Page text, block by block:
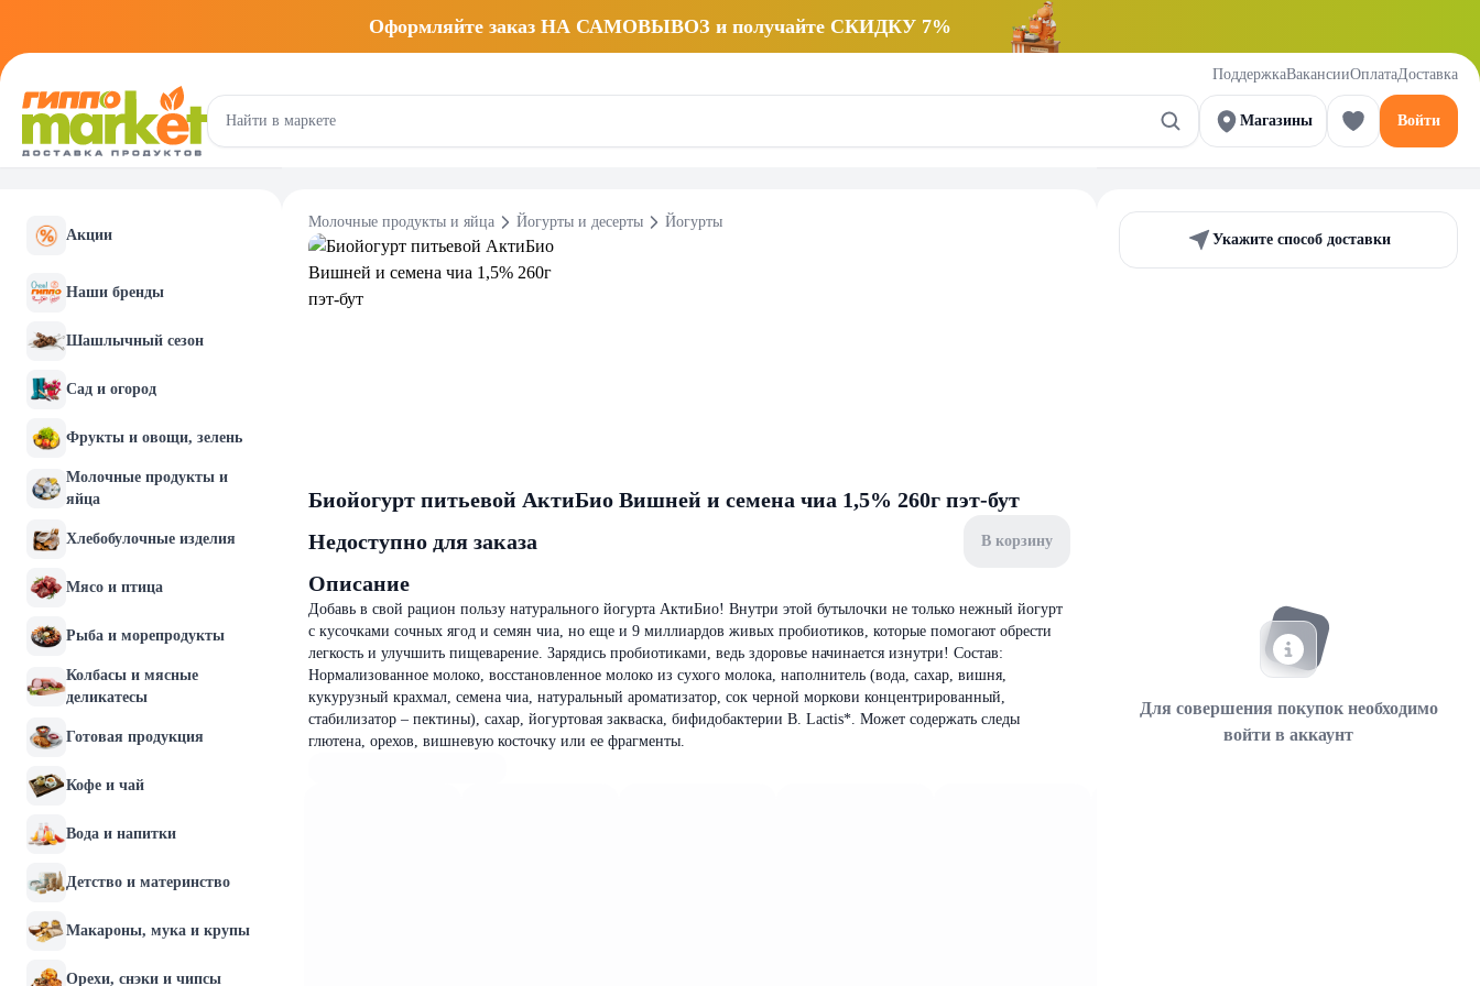
Оформляйте заказ НА САМОВЫВОЗ и получайте СКИДКУ 7%
ПоддержкаВакансииОплатаДоставка
Магазины Войти
Акции
Наши бренды
Шашлычный сезон
Сад и огород
Фрукты и овощи, зелень
Молочные продукты и
яйца
Хлебобулочные изделия
Мясо и птица
Рыба и морепродукты
Колбасы и мясные
деликатесы
Готовая продукция
Кофе и чай
Вода и напитки
Детство и материнство
Макароны, мука и крупы
Орехи, снэки и чипсы
Молочные продукты и яйца Йогурты и десерты Йогурты
Биойогурт питьевой АктиБио Вишней и семена чиа 1,5% 260г пэт-бут
Недоступно для заказа
В корзину
Описание
Добавь в свой рацион пользу натурального йогурта АктиБио! Внутри этой бутылочки не только нежный йогурт
с кусочками сочных ягод и семян чиа, но еще и 9 миллиардов живых пробиотиков, которые помогают обрести
легкость и улучшить пищеварение. Зарядись пробиотиками, ведь здоровье начинается изнутри! Состав:
Нормализованное молоко, восстановленное молоко из сухого молока, наполнитель (вода, сахар, вишня,
кукурузный крахмал, семена чиа, натуральный ароматизатор, сок черной моркови концентрированный,
стабилизатор – пектины), сахар, йогуртовая закваска, бифидобактерии B. Lactis*. Может содержать следы
глютена, орехов, вишневую косточку или ее фрагменты.
Укажите способ доставки
Для совершения покупок необходимо
войти в аккаунт